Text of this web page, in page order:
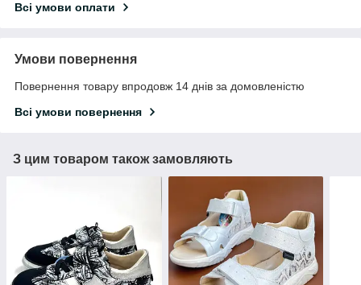
Всі умови оплати
Умови повернення
Повернення товару впродовж 14 днів за домовленістю
Всі умови повернення
З цим товаром також замовляють